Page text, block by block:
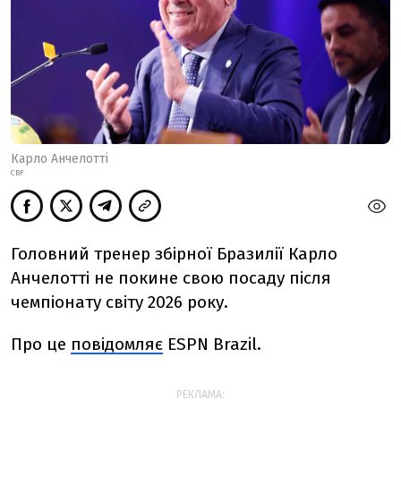
Карло Анчелотті
CBF
Головний тренер збірної Бразилії Карло
Анчелотті не покине свою посаду після
чемпіонату світу 2026 року.
Про це повідомляє ESPN Brazil.
РЕКЛАМА: